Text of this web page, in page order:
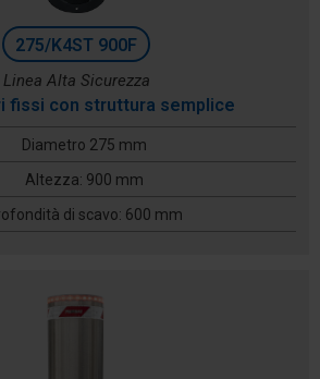
275/K4ST 900F
Linea Alta Sicurezza
fissi con struttura semplice
Diametro 275 mm
Altezza: 900 mm
di scavo: 600 mm